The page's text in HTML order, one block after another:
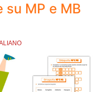
MP e MB